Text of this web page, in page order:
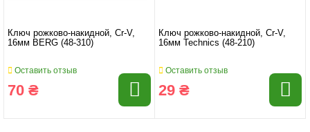
Ключ рожково-накидной, Cr-V,
16мм BERG (48-310)
Оставить отзыв
70 ₴
Ключ рожково-накидной, Cr-V,
16мм Technics (48-210)
Оставить отзыв
29 ₴